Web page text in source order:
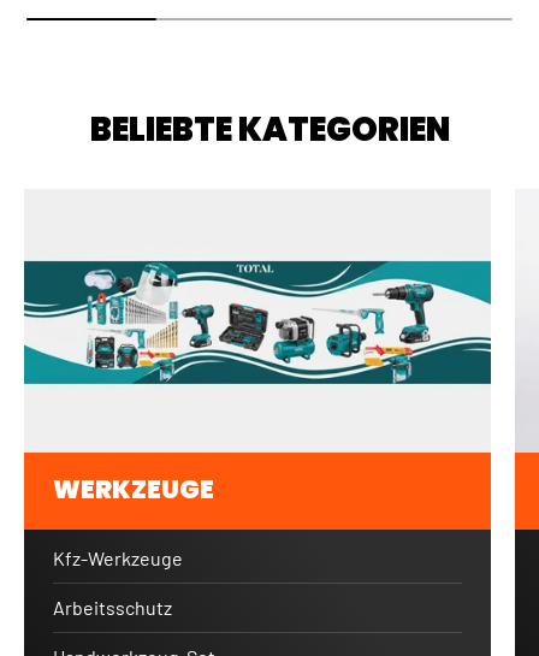
BELIEBTE KATEGORIEN
WERKZEUGE
Kfz-Werkzeuge
Arbeitsschutz